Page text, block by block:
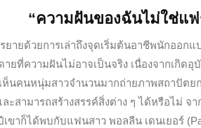
“ความฝันของฉันไม่ใช่แ
ยายด้วยการเล่าถึงจุดเริ่มต้นอาชีพนักออก
ยที่ความฝันไม่อาจเป็นจริง เนื่องจากเกิด
ห็นคนหนุ่มสาวจำนวนมากถ่ายภาพสถาปัต
ะสามารถสร้างสรรค์สิ่งต่าง ๆ ได้หรือไม่ จ
ขาก็ได้พบกับแฟนสาว พอลลีน เดนเยอร์